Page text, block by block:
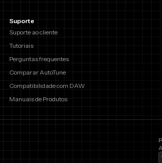
Suporte
Suporte ao cliente
Tutoriais
Perguntas frequentes
Comparar AutoTune
Compatibilidade com DAW
Manuais de Produtos